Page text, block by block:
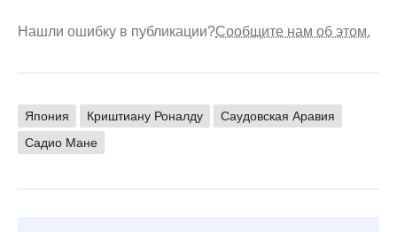
Нашли ошибку в публикации?Сообщите нам об этом.
Япония Криштиану Роналду
Саудовская Аравия
Садио Мане